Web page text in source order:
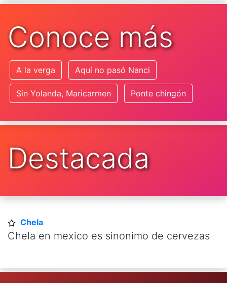
Conoce más
A la verga Aquí no pasó Nanci
Sin Yolanda, Maricarmen Ponte chingón
Destacada
Chela
Chela en mexico es sinonimo de cervezas